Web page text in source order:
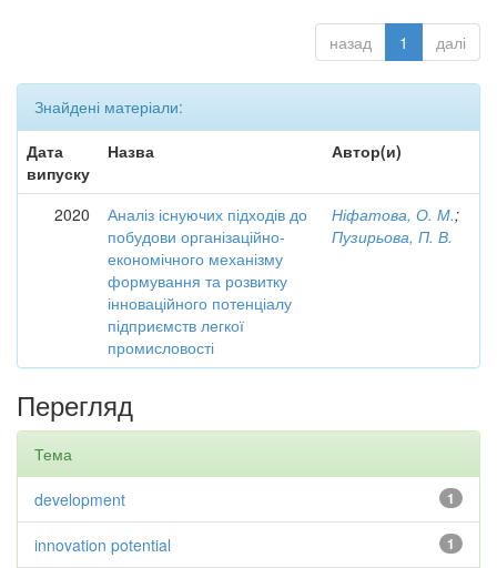
назад 1 далі
Знайдені матеріали:
Дата
випуску
Назва Автор(и)
2020
Аналіз існуючих підходів до
побудови організаційно-
економічного механізму
формування та розвитку
інноваційного потенціалу
підприємств легкої
промисловості
Ніфатова, О. М.;
Пузирьова, П. В.
Перегляд
Тема
1
development
1
innovation potential